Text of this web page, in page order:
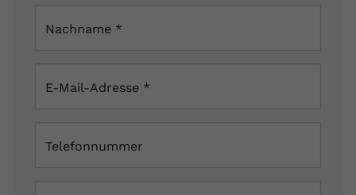
Nachname *
E-Mail-Adresse *
Telefonnummer